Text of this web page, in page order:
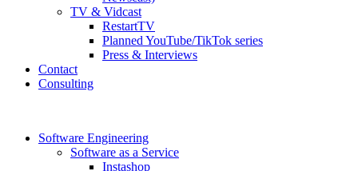
TV & Vidcast
RestartTV
Planned YouTube/TikTok series
Press & Interviews
Contact
Consulting
Software Engineering
Software as a Service
Instashop